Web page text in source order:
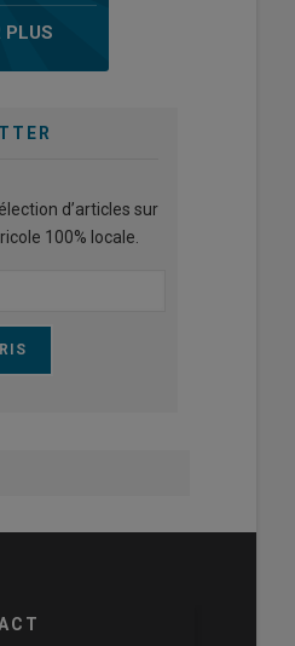
PLUS
d’articles sur
100% locale.